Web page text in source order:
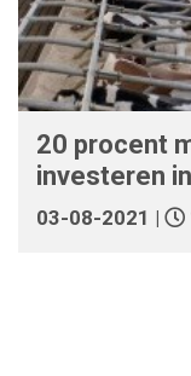
20 procent
investeren
03-08-2021 |